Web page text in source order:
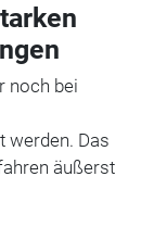
noch bei
werden. Das
äußerst